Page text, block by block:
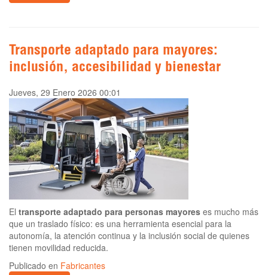
Transporte adaptado para mayores:
inclusión, accesibilidad y bienestar
Jueves, 29 Enero 2026 00:01
El transporte adaptado para personas mayores es mucho más
que un traslado físico: es una herramienta esencial para la
autonomía, la atención continua y la inclusión social de quienes
tienen movilidad reducida.
Publicado en Fabricantes